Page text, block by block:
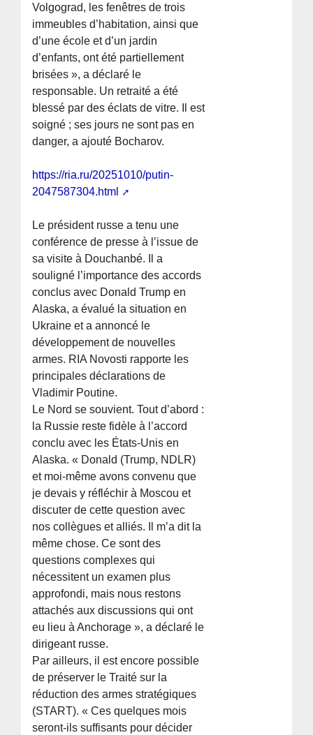
Volgograd, les fenêtres de trois
immeubles d’habitation, ainsi que
d’une école et d’un jardin
d’enfants, ont été partiellement
brisées », a déclaré le
responsable. Un retraité a été
blessé par des éclats de vitre. Il est
soigné ; ses jours ne sont pas en
danger, a ajouté Bocharov.
https://ria.ru/20251010/putin-
2047587304.html
Le président russe a tenu une
conférence de presse à l’issue de
sa visite à Douchanbé. Il a
souligné l’importance des accords
conclus avec Donald Trump en
Alaska, a évalué la situation en
Ukraine et a annoncé le
développement de nouvelles
armes. RIA Novosti rapporte les
principales déclarations de
Vladimir Poutine.
Le Nord se souvient. Tout d’abord :
la Russie reste fidèle à l’accord
conclu avec les États-Unis en
Alaska. « Donald (Trump, NDLR)
et moi-même avons convenu que
je devais y réfléchir à Moscou et
discuter de cette question avec
nos collègues et alliés. Il m’a dit la
même chose. Ce sont des
questions complexes qui
nécessitent un examen plus
approfondi, mais nous restons
attachés aux discussions qui ont
eu lieu à Anchorage », a déclaré le
dirigeant russe.
Par ailleurs, il est encore possible
de préserver le Traité sur la
réduction des armes stratégiques
(START). « Ces quelques mois
seront-ils suffisants pour décider